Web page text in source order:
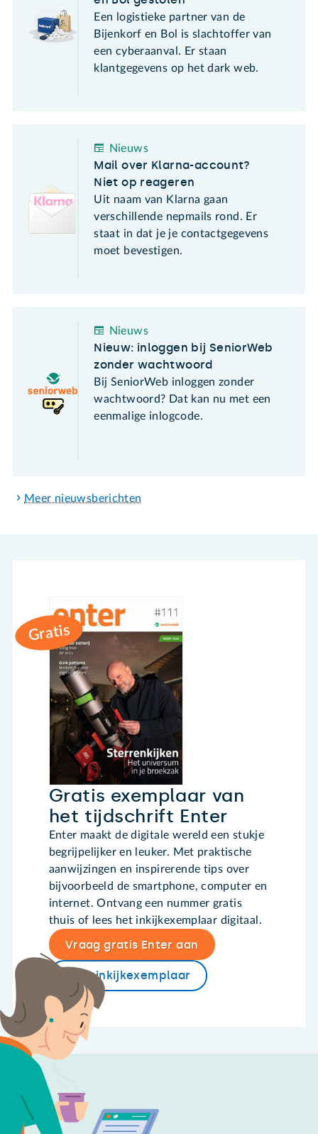
Een logistieke partner van de
Bijenkorf en Bol is slachtoffer van
een cyberaanval. Er staan
klantgegevens op het dark web.
Nieuws
Mail over Klarna-account?
Niet op reageren
Uit naam van Klarna gaan
verschillende nepmails rond. Er
staat in dat je je contactgegevens
moet bevestigen.
Nieuws
Nieuw: inloggen bij SeniorWeb
zonder wachtwoord
Bij SeniorWeb inloggen zonder
wachtwoord? Dat kan nu met een
eenmalige inlogcode.
Meer nieuwsberichten
Gratis exemplaar van
het tijdschrift Enter
Enter maakt de digitale wereld een stukje
begrijpelijker en leuker. Met praktische
aanwijzingen en inspirerende tips over
bijvoorbeeld de smartphone, computer en
internet. Ontvang een nummer gratis
thuis of lees het inkijkexemplaar digitaal.
Vraag gratis Enter aan
Lees inkijkexemplaar
Gratis